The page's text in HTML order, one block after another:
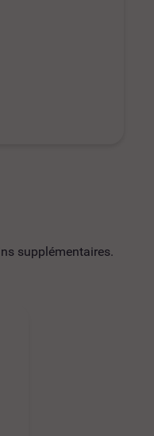
supplémentaires.